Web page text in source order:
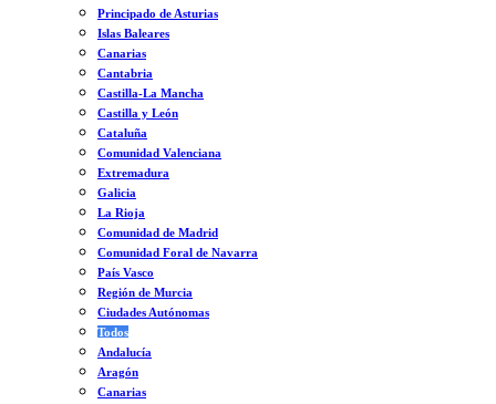
Principado de Asturias
Islas Baleares
Canarias
Cantabria
Castilla-La Mancha
Castilla y León
Cataluña
Comunidad Valenciana
Extremadura
Galicia
La Rioja
Comunidad de Madrid
Comunidad Foral de Navarra
País Vasco
Región de Murcia
Ciudades Autónomas
Todos
Andalucía
Aragón
Canarias